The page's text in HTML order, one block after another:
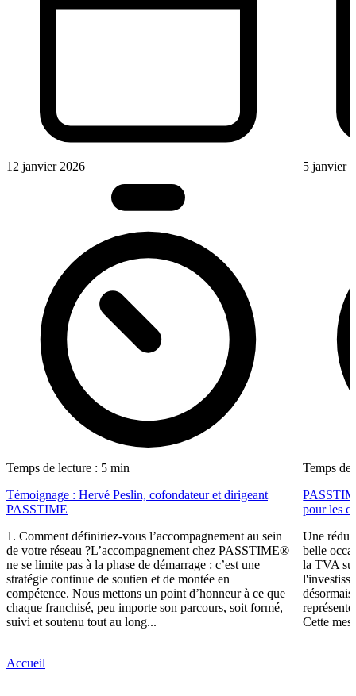
12 janvier 2026
Temps de lecture : 5 min
Témoignage : Hervé Peslin, cofondateur et dirigeant
PASSTIME
1. Comment définiriez-vous l’accompagnement au sein
de votre réseau ?L’accompagnement chez PASSTIME®
ne se limite pas à la phase de démarrage : c’est une
stratégie continue de soutien et de montée en
compétence. Nous mettons un point d’honneur à ce que
chaque franchisé, peu importe son parcours, soit formé,
suivi et soutenu tout au long...
5 janvier
Temps de
pour les
Une
belle
la TVA
Cette
Accueil